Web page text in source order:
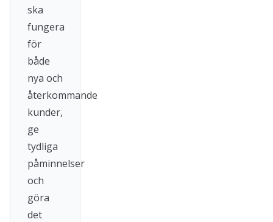
ska
fungera
för
både
nya och
återkommande
kunder,
ge
tydliga
påminnelser
och
göra
det